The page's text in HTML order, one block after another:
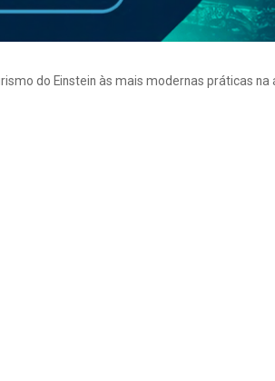
do Einstein às mais modernas práticas na